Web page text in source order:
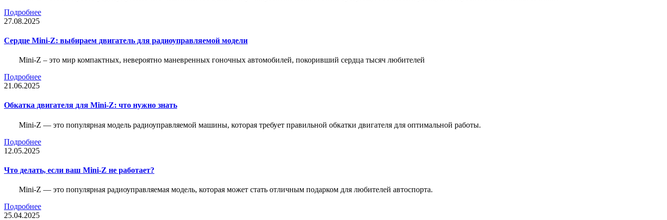
Подробнее
27.08.2025
Сердце Mini-Z: выбираем двигатель для радиоуправляемой модели
Mini-Z – это мир компактных, невероятно маневренных гоночных автомобилей, покоривший сердца тысяч любителей
Подробнее
21.06.2025
Обкатка двигателя для Mini-Z: что нужно знать
Mini-Z — это популярная модель радиоуправляемой машины, которая требует правильной обкатки двигателя для оптимальной работы.
Подробнее
12.05.2025
Что делать, если ваш Mini-Z не работает?
Mini-Z — это популярная радиоуправляемая модель, которая может стать отличным подарком для любителей автоспорта.
Подробнее
25.04.2025